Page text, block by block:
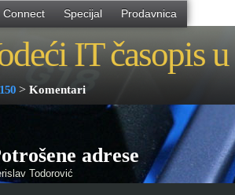
Connect Specijal Prodavnica
IT časopis
> Komentari
adrese
Todorović